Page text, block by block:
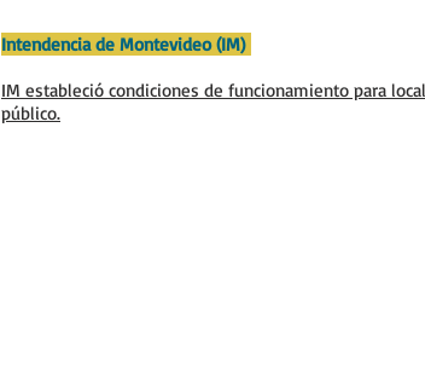
Intendencia de Montevideo (IM)
IM estableció condiciones de funcionamiento para
público.